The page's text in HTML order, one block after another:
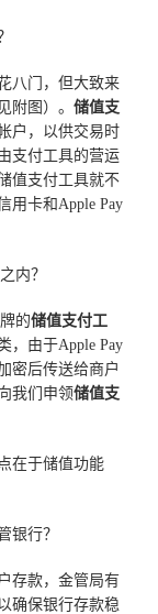
八门，但大致来
附图）。 储值支
户，以供交易时
支付工具的营运
值支付工具就不
用卡和Apple Pay
内？
的储值支付工
，由于Apple Pay
密后传送给商户
我们申领储值支
在于储值功能
银行？
存款，金管局有
确保银行存款稳